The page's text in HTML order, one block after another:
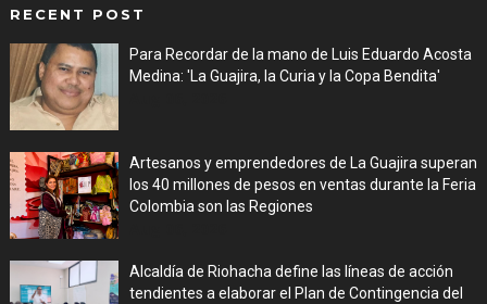
RECENT POST
Para Recordar de la mano de Luis Eduardo Acosta
Medina: 'La Guajira, la Curia y la Copa Bendita'
Artesanos y emprendedores de La Guajira superan
los 40 millones de pesos en ventas durante la Feria
Colombia son las Regiones
Alcaldía de Riohacha define las líneas de acción
tendientes a elaborar el Plan de Contingencia del